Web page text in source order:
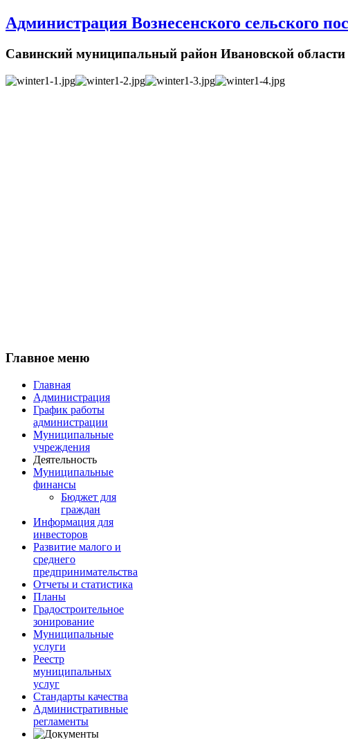
Администрация Вознесенского сельского
Савинский муниципальный район Ивановской области
Главное меню
Главная
Администрация
График работы
администрации
Муниципальные
учреждения
Деятельность
Муниципальные
финансы
Бюджет для
граждан
Информация для
инвесторов
Развитие малого и
среднего
предпринимательства
Отчеты и статистика
Планы
Градостроительное
зонирование
Муниципальные
услуги
Реестр
муниципальных
услуг
Стандарты качества
Административные
регламенты